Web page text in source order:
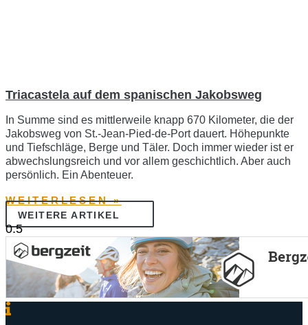
Triacastela auf dem spanischen Jakobsweg
In Summe sind es mittlerweile knapp 670 Kilometer, die der
Jakobsweg von St.-Jean-Pied-de-Port dauert. Höhepunkte
und Tiefschläge, Berge und Täler. Doch immer wieder ist er
abwechslungsreich und vor allem geschichtlich. Aber auch
persönlich. Ein Abenteuer.
WEITERLESEN »
WEITERE ARTIKEL